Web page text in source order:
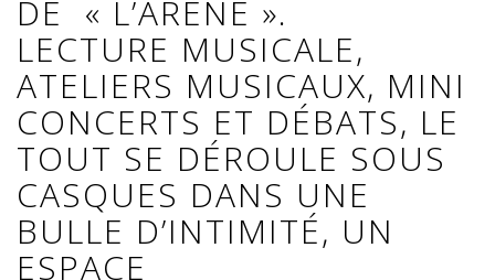
DE « L’ARÈNE ».
LECTURE MUSICALE,
ATELIERS MUSICAUX, MINI
CONCERTS ET DÉBATS, LE
TOUT SE DÉROULE SOUS
CASQUES DANS UNE
BULLE D’INTIMITÉ, UN
ESPACE